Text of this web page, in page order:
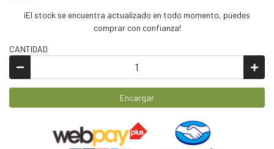
¡El stock se encuentra actualizado en todo momento, puedes
comprar con confianza!
CANTIDAD
Encargar